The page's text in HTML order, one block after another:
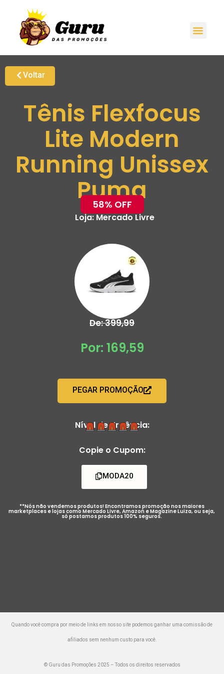
Voltar
Tênis Flexfocus
Lite Modern
Running Unissex
Puma
58% OFF
Loja:Mercado Livre
De: 399,99
Por: 169,59
PEGAR PROMOÇÃO
Nível de Urgência:
Copie o Cupom:
MODA20
**Nós não vendemos produtos! Encontramos promoção nos maiores
marketplaces e lojas como Mercado Livre, Amazon e Magazine Luiza, ou seja,
só postamos produtos 100% seguros.
Quando você compra por meio de links em nosso site podemos ganhar uma comissão de
afiliados sem nenhum custo para você.
© Guru das Promoções 2025 – Todos os direitos reservados